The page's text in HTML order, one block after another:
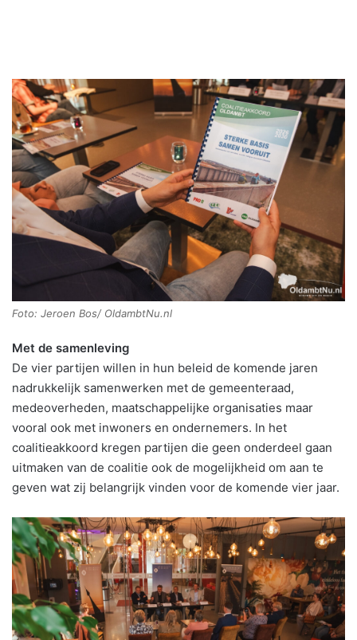
Foto: Jeroen Bos/ OldambtNu.nl
Met de samenleving
De vier partijen willen in hun beleid de komende jaren
nadrukkelijk samenwerken met de gemeenteraad,
medeoverheden, maatschappelijke organisaties maar
vooral ook met inwoners en ondernemers. In het
coalitieakkoord kregen partijen die geen onderdeel gaan
uitmaken van de coalitie ook de mogelijkheid om aan te
geven wat zij belangrijk vinden voor de komende vier jaar.